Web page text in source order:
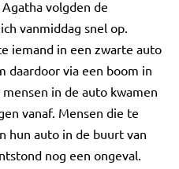
volgden de
vanmiddag snel op.
iemand in een zwarte auto
daardoor via een boom in
in de auto kwamen
vanaf. Mensen die te
hun auto in de buurt van
nog een ongeval.